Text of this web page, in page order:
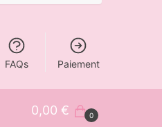
FAQs Paiement
0,00 € 0